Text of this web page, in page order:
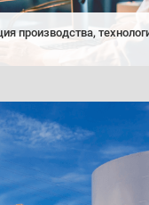
производства,